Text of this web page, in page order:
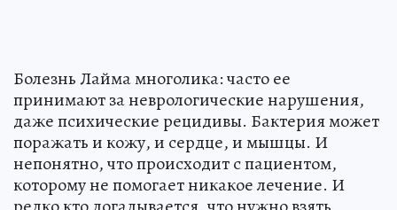
Болезнь Лайма многолика: часто ее
принимают за неврологические нарушения,
даже психические рецидивы. Бактерия может
поражать и кожу, и сердце, и мышцы. И
непонятно, что происходит с пациентом,
которому не помогает никакое лечение. И